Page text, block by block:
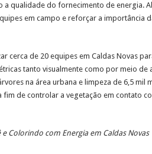
a qualidade do fornecimento de energia.
em campo e reforçar a importância
cerca de 20 equipes em Caldas Novas
tanto visualmente como por meio
na área urbana e limpeza de 6,5 mil
fim de controlar a vegetação em contato
e Colorindo com Energia em Caldas Novas